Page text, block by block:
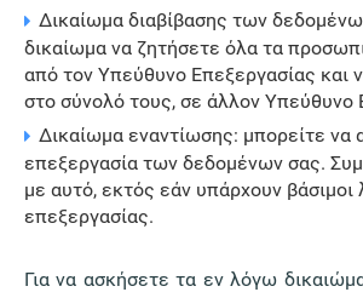
Δικαίωμα διαβίβασης των
δικαίωμα να ζητήσετε όλα τα
από τον Υπεύθυνο Επεξεργασίας και
στο σύνολό τους, σε άλλον Υπεύθυνο
Δικαίωμα εναντίωσης: μπορείτε να
επεξεργασία των δεδομένων σας.
με αυτό, εκτός εάν υπάρχουν βάσιμοι
επεξεργασίας.
Για να ασκήσετε τα εν λόγω